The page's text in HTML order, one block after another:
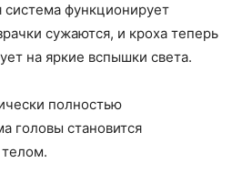
система функционирует
сужаются, и кроха теперь
на яркие вспышки света.
полностью
головы становится